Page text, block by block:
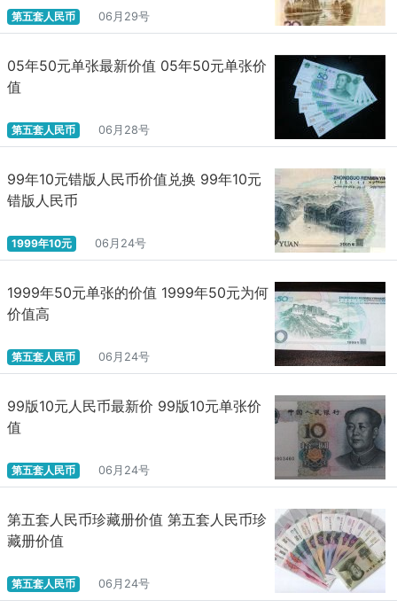
的回笼;(5)法定数字货币用于投融资;(5)法定数字货币用于银行间结
算。上述功能的实现，都要涉及数字货币与M0、M1和M2的关系。
M1和M2，简单而言就是实现纸钞数字化。其理由是，在中国当前货
币体系中，基于商业银行账户体系的M1和M2已经实现了电子化和数
字化，所以短时间内没必要使用另一种技术对其进行再一次的数字
化改造。
如何判断中国央行数字货币技术水平。与世界主要发达国家比
较，支持中国央行数字货币的技术体系是具有诸多优势的。首先是
原创性的相关技术。“通过梳理与法定数字货币相关的专利信息，截
至2019年9月，我们找到了央行4家机构申请的共84条专利。这4家
机构分别为中国人民银行数字货币研究所(52项专利信息)、中国人民
银行印制科学技术研究所(22项专利信息)、中钞信用卡产业发展有限
公司杭州区块链技术研究院(6项专利信息)以及中钞信用卡产业发展
有限公司北京智能卡技术研究院(4项专利信息)”。其次，中国大学和
研究机构对于基础科学的进展。此外，中国具有吸纳国际数字货币
技术成果的能力。尤其要赞赏的是，本文相当深入的探讨和分析
了“央行数字货币钱包/芯片卡”的特征，这恰恰是央行数字货币的核
还值得注意的是，此文还回顾和比较了世界各国对央行数字货
币的立场和态度，以及实践央行数字货币的经验教训。“据零壹智库
对29个国家央行对数字货币的态度及现状的最新统计，有6家央行已
发行数字货币，8家计划推出，9家处于研究中，2家暂不考虑，3家
为“是以数字形式存在并基于网络记录价值归属和实现价值转移的货
币”，已经成为世界性新潮流，而且，会有更多的国家将央行的法定
数字货币提到议事日程。中国已经有了至少五年的设计和试验历
史，已经具备了“先发优势”。
第五套人民币 06月29号
05年50元单张最新价值 05年50元单张价
值
第五套人民币 06月28号
99年10元错版人民币价值兑换 99年10元
错版人民币
1999年10元 06月24号
1999年50元单张的价值 1999年50元为何
价值高
第五套人民币 06月24号
99版10元人民币最新价 99版10元单张价
值
第五套人民币 06月24号
第五套人民币珍藏册价值 第五套人民币珍
藏册价值
第五套人民币 06月24号